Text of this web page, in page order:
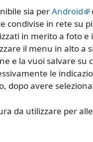
sia perAndroid
condivise in rete su
in merito a foto
il menu in alto a
e la vuoi salvare
le
dopo avere
da utilizzare per